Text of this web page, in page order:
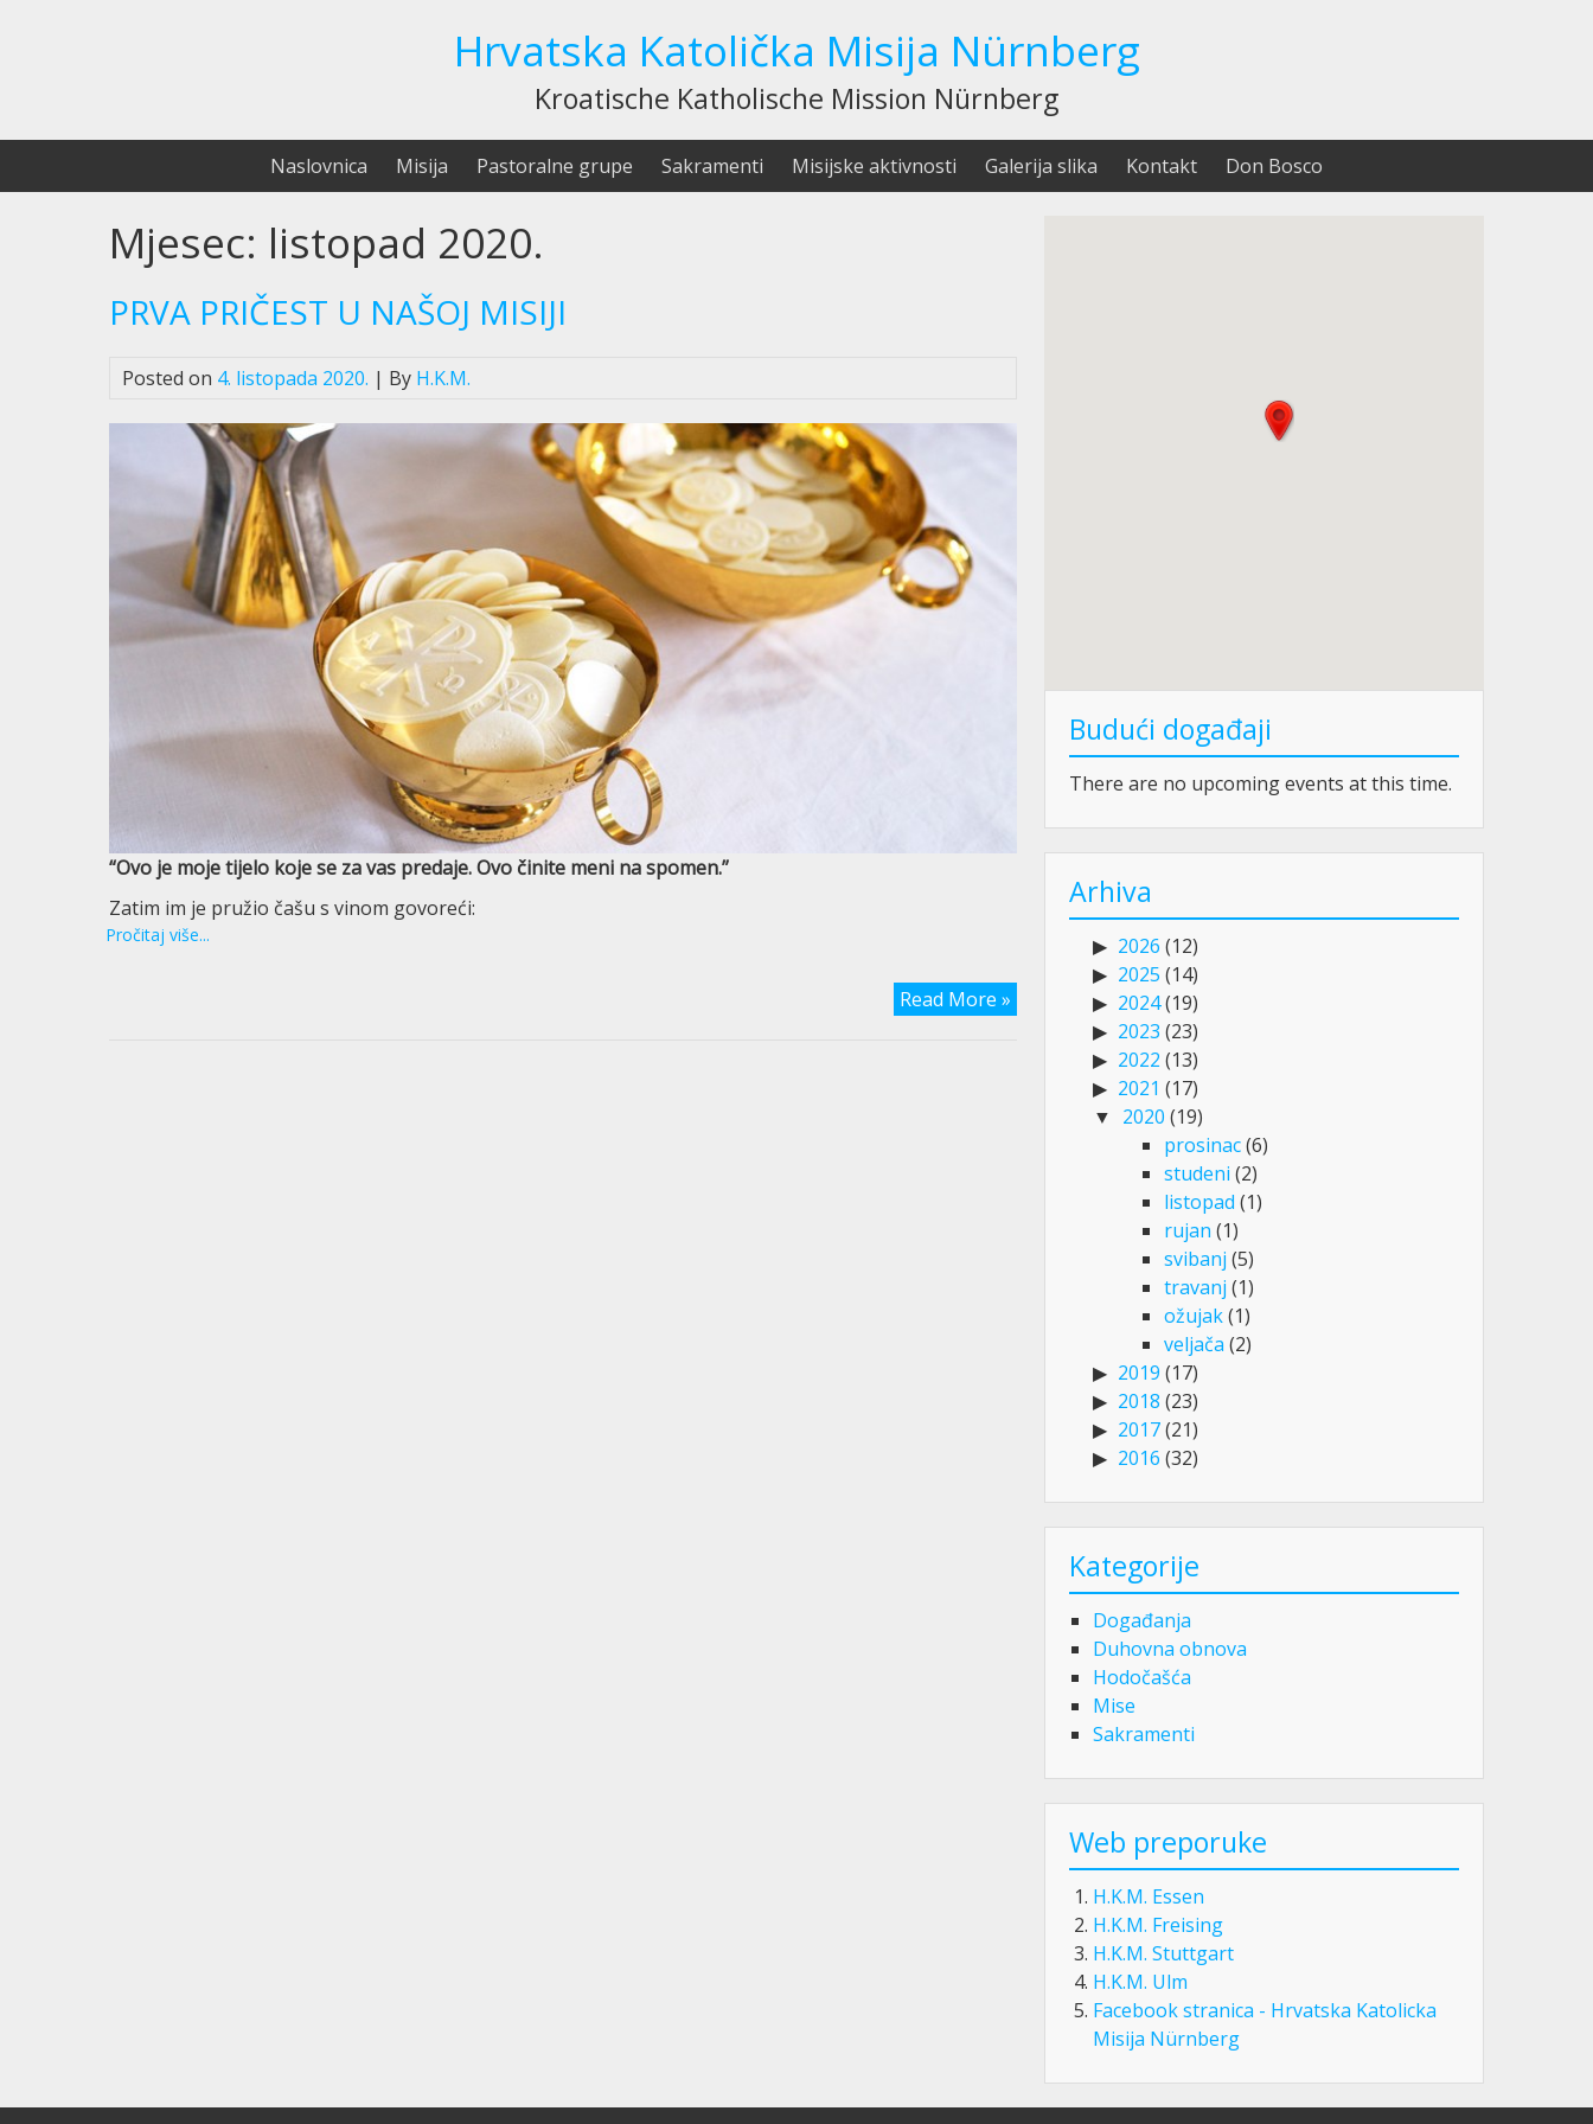
Hrvatska Katolička Misija Nürnberg
Kroatische Katholische Mission Nürnberg
Naslovnica Misija Pastoralne grupe Sakramenti Misijske aktivnosti Galerija slika Kontakt Don Bosco
Mjesec: listopad 2020.
PRVA PRIČEST U NAŠOJ MISIJI
Posted on 4. listopada 2020. | By H.K.M.
“Ovo je moje tijelo koje se za vas predaje. Ovo činite meni na spomen.”
Zatim im je pružio čašu s vinom govoreći:
Pročitaj više...
Read More »
Budući događaji
There are no upcoming events at this time.
Arhiva
2026 (12)
2025 (14)
2024(19)
2023 (23)
2022 (13)
2021 (17)
2020 (19)
prosinac(6)
studeni (2)
listopad (1)
rujan (1)
svibanj (5)
travanj (1)
ožujak(1)
veljača (2)
2019 (17)
2018 (23)
2017(21)
2016 (32)
Kategorije
Događanja
Duhovna obnova
Hodočašća
Mise
Sakramenti
Web preporuke
H.K.M. Essen
H.K.M. Freising
H.K.M. Stuttgart
H.K.M. Ulm
Facebook stranica - Hrvatska Katolicka
Misija Nürnberg